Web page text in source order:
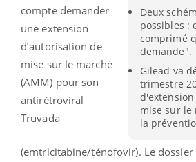
Deux
possibles :
comprimé
demande".
Gilead va
trimestre
mise sur le
la
compte demander
une extension
d’autorisation de
mise sur le marché
(AMM) pour son
antirétroviral
Truvada
(emtricitabine/ténofovir). Le